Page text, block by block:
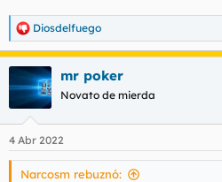
R
e
a
c
i
e
s
Diosdelfuego
mr poker
Novato de mierda
4 Abr 2022
Narcosm rebuznó: